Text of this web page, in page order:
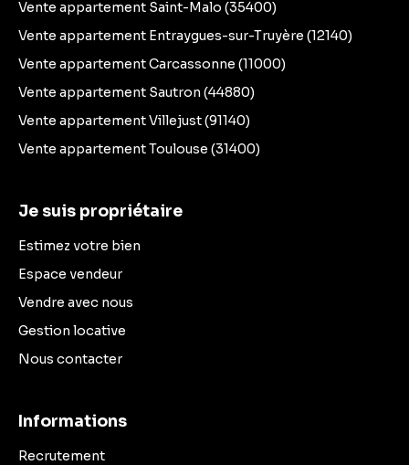
Vente appartement Saint-Malo (35400)
Vente appartement Entraygues-sur-Truyère (12140)
Vente appartement Carcassonne (11000)
Vente appartement Sautron (44880)
Vente appartement Villejust (91140)
Vente appartement Toulouse (31400)
Je suis propriétaire
Estimez votre bien
Espace vendeur
Vendre avec nous
Gestion locative
Nous contacter
Informations
Recrutement